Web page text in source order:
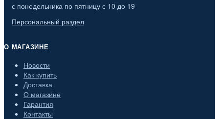
с понедельника по пятницу с 10 до 19
Персональный раздел
О МАГАЗИНЕ
Новости
Как купить
Доставка
О магазине
Гарантия
Контакты